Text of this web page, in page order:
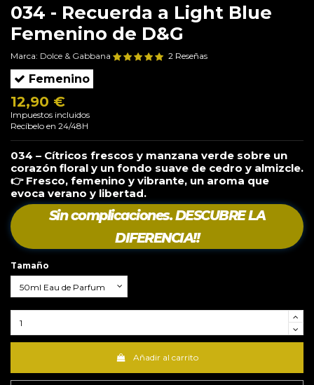
034 - Recuerda a Light Blue
Femenino de D&G
Marca: Dolce & Gabbana 2 Reseñas
Femenino
12,90 €
Impuestos incluidos
Recíbelo en 24/48H
034 – Cítricos frescos y manzana verde sobre un
corazón floral y un fondo suave de cedro y almizcle.
👉 Fresco, femenino y vibrante, un aroma que
evoca verano y libertad.
Sin complicaciones. DESCUBRE LA
DIFERENCIA!!
Tamaño
Añadir al carrito